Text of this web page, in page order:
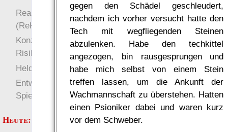
gegen den Schädel geschleudert,
nachdem ich vorher versucht hatte den
Tech mit wegfliegenden Steinen
abzulenken. Habe den techkittel
angezogen, bin rausgesprungen und
habe mich selbst von einem Stein
treffen lassen, um die Ankunft der
Wachmannschaft zu überstehen. Hatten
einen Psioniker dabei und waren kurz
vor dem Schweber.
Realistische Kämpfe
(ReKa)
Konzept für Schwächen:
Risiko
Heldendokument
Entwicklung von
Spielwelten
more
Heute: